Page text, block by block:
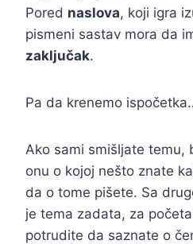
Pored naslova, koji igra
pismeni sastav mora da
zaključak.
Pa da krenemo
Ako sami smišljate temu,
onu o kojoj nešto znate
da o tome pišete. Sa
je tema zadata, za
potrudite da saznate o